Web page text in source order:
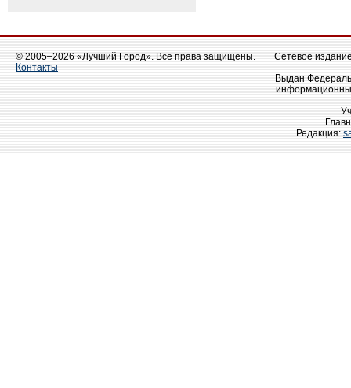
© 2005–2026 «Лучший Город». Все права защищены.
Контакты
Сетевое
Выдан
Редакция: